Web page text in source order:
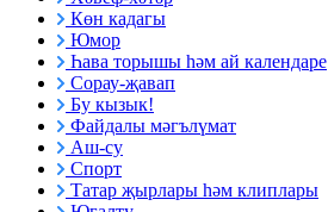
Көн кадагы
Юмор
Һава торышы һәм ай календаре
Сорау-җавап
Бу кызык!
Файдалы мәгълүмат
Аш-су
Спорт
Татар җырлары һәм клиплары